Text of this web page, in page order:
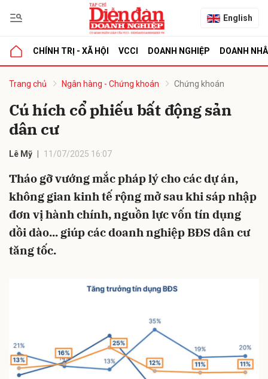
English
CHÍNH TRỊ - XÃ HỘI VCCI DOANH NGHIỆP DOANH
Trang chủ Ngân hàng - Chứng khoán Chứng khoán
Cú hích cổ phiếu bất động sản
dân cư
Lê Mỹ 11/07/2025 16:07
Tháo gỡ vướng mắc pháp lý cho các dự án,
không gian kinh tế rộng mở sau khi sáp nhập
đơn vị hành chính, nguồn lực vốn tín dụng
dồi dào... giúp các doanh nghiệp BĐS dân cư
tăng tốc.
luận
Hủy